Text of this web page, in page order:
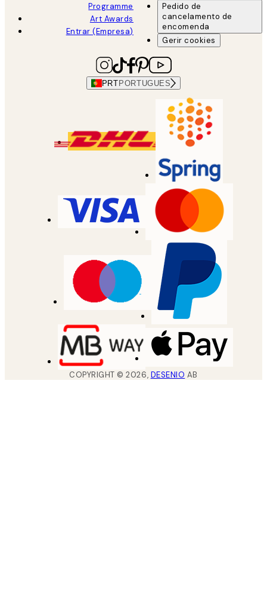
Programme
Art Awards
Entrar (Empresa)
Pedido de
cancelamento de
encomenda
Gerir cookies
PRT PORTUGUES
COPYRIGHT ©2026, DESENIO AB